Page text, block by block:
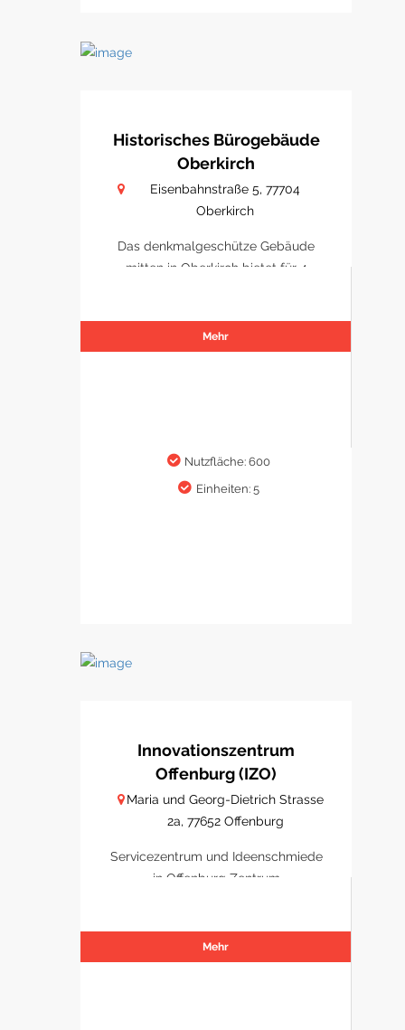
Historisches Bürogebäude
Oberkirch
Eisenbahnstraße 5, 77704
Oberkirch
Das denkmalgeschütze Gebäude
mitten in Oberkirch bietet für 4
Mehr
Nutzfläche: 600
Einheiten: 5
Innovationszentrum
Offenburg (IZO)
Maria und Georg-Dietrich Strasse
2a, 77652 Offenburg
Servicezentrum und Ideenschmiede
in Offenburg Zentrum
Mehr